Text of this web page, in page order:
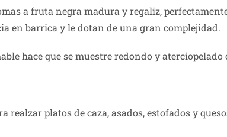
a fruta negra madura y regaliz,
en barrica y le dotan de una gran complejidad.
hace que se muestre redondo y
realzar platos de caza, asados, estofados y